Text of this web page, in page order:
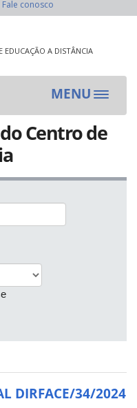
Fale conosco
EDUCAÇÃO A DISTÂNCIA
MENU
Toggle
Centro de
DIRFACE/34/2024